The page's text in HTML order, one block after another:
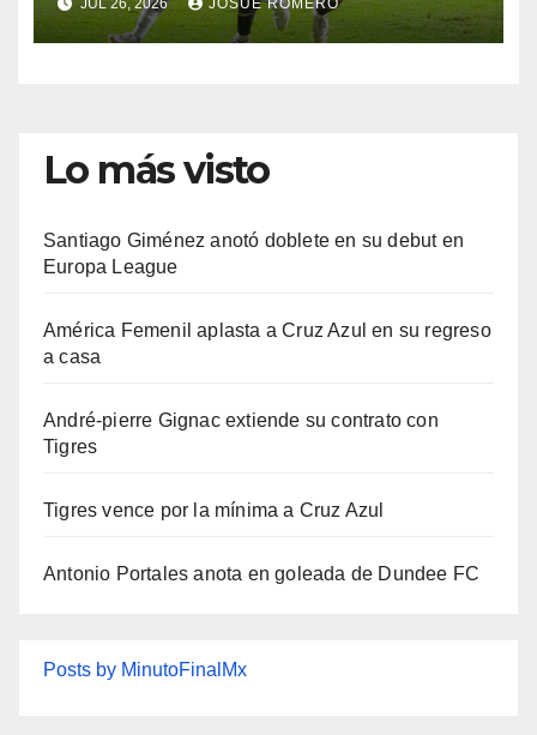
JUL 26, 2026 JOSUÉ ROMERO
Lo más visto
Santiago Giménez anotó doblete en su debut en
Europa League
América Femenil aplasta a Cruz Azul en su regreso
a casa
André-pierre Gignac extiende su contrato con
Tigres
Tigres vence por la mínima a Cruz Azul
Antonio Portales anota en goleada de Dundee FC
Posts by MinutoFinalMx